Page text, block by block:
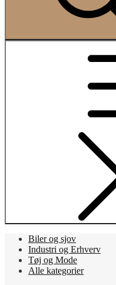
Biler og sjov
Industri og Erhverv
Tøj og Mode
Alle kategorier